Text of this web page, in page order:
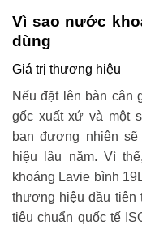
Vì sao nước
dùng
Giá trị thương hiệu
Nếu đặt lên bàn cân
gốc xuất xứ và một
bạn đương nhiên
hiệu lâu năm. Vì
khoáng Lavie bình
thương hiệu đầu tiên
tiêu chuẩn quốc tế